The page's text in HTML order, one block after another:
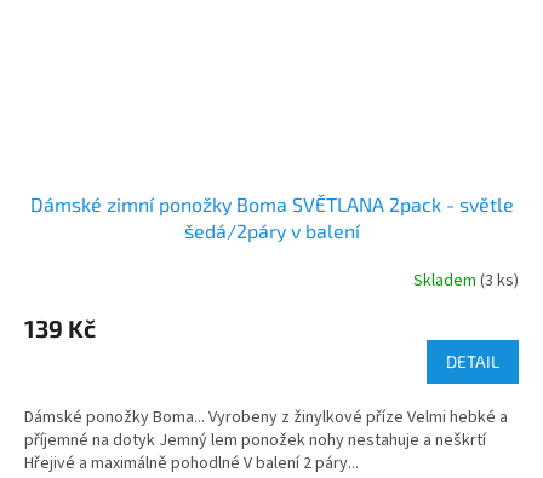
Dámské zimní ponožky Boma SVĚTLANA 2pack - světle
šedá/2páry v balení
Skladem (3 ks)
139 Kč
DETAIL
Dámské ponožky Boma... Vyrobeny z žinylkové příze Velmi hebké a
příjemné na dotyk Jemný lem ponožek nohy nestahuje a neškrtí
Hřejivé a maximálně pohodlné V balení 2 páry...